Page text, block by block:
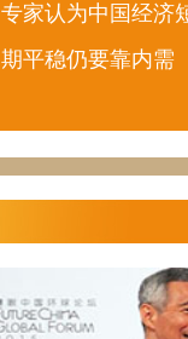
专家认为中国经济
期平稳仍要靠内需